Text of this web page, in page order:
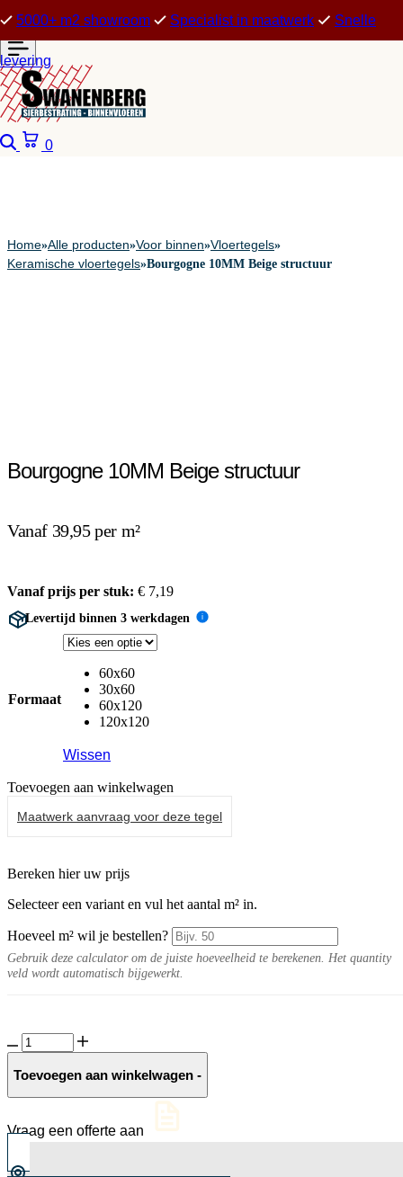
5000+ m2 showroom Specialist in maatwerk Snelle
levering
Zoeken
0
Home»Alle producten»Voor binnen»Vloertegels»
Keramische vloertegels»Bourgogne 10MM Beige structuur
Bourgogne 10MM Beige structuur
Vanaf 39,95 per m²
Vanaf prijs per stuk: € 7,19
Levertijd binnen 3 werkdagen i
Formaat
60x60
30x60
60x120
120x120
Wissen
Toevoegen aan winkelwagen
Maatwerk aanvraag voor deze tegel
Bereken hier uw prijs
Selecteer een variant en vul het aantal m² in.
Hoeveel m² wil je bestellen?
Gebruik deze calculator om de juiste hoeveelheid te berekenen. Het quantity
veld wordt automatisch bijgewerkt.
Bourgogne
10MM
Beige
Toevoegen aan winkelwagen -
Vraag een offerte aan